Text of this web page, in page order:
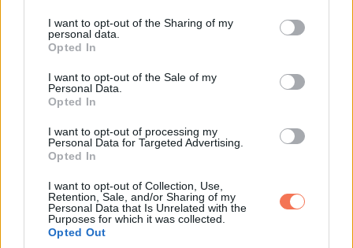
not limited to your visit or usage behaviour. You may click to
grant or deny consent to Google and its third-party tags to
use your data for below specified purposes in below Google
consent section.
I want to opt-out of the Sharing of my
personal data.
Opted In
I want to opt-out of the Sale of my
Personal Data.
Opted In
I want to opt-out of processing my
Personal Data for Targeted Advertising.
Opted In
I want to opt-out of Collection, Use,
Retention, Sale, and/or Sharing of my
Personal Data that Is Unrelated with the
Purposes for which it was collected.
Opted Out